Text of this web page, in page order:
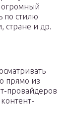
огромный
по стилю
стране и др.
прямо из
провайдеров